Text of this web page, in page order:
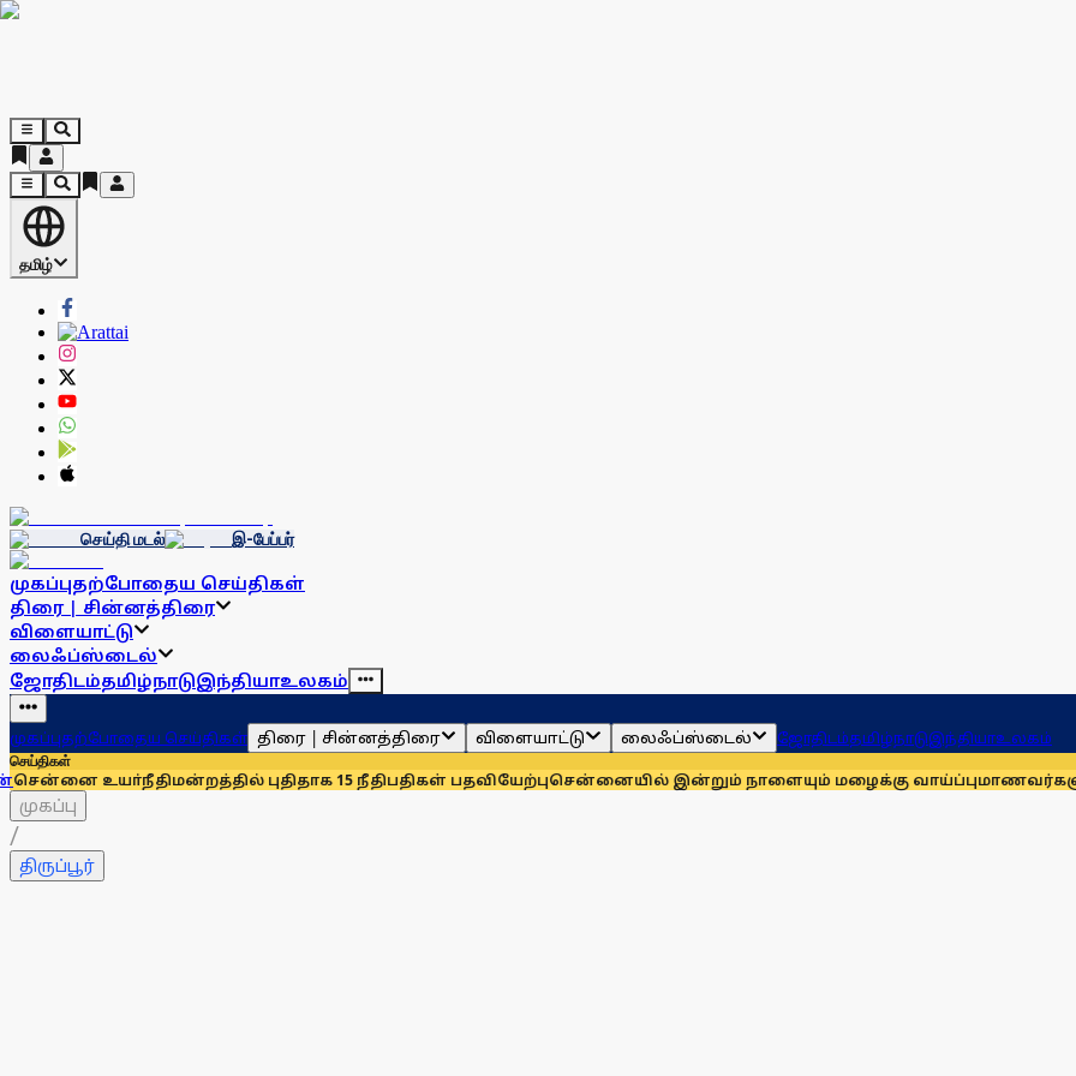
தமிழ்
செய்தி மடல் இ-பேப்பர்
முகப்புதற்போதைய செய்திகள்
திரை | சின்னத்திரை
விளையாட்டு
லைஃப்ஸ்டைல்
ஜோதிடம்தமிழ்நாடுஇந்தியாஉலகம்
முகப்புதற்போதைய செய்திகள் திரை | சின்னத்திரை விளையாட்டு லைஃப்ஸ்டைல் ஜோதிடம்தமிழ்நாடுஇந்தியாஉலகம்
செய்திகள்
புதிதாக 15 நீதிபதிகள் பதவியேற்புசென்னையில் இன்றும் நாளையும் மழைக்கு வாய்ப்புமாணவர்களுக்காக
முகப்பு
/
திருப்பூர்